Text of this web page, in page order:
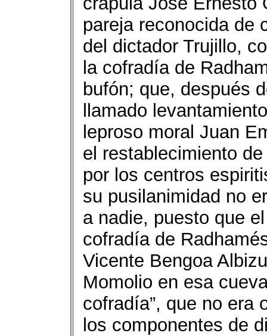
pareja reconocida de
del dictador Trujillo,
la cofradía de
bufón; que, después
llamado
leproso moral Juan
el restablecimiento
por los centros
su pusilanimidad no
a nadie, puesto que
cofradía de
Vicente Bengoa
Momolio en esa
cofradía”, que no era
los componentes de